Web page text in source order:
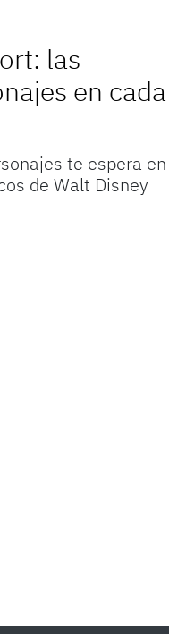
las
en cada
te espera en
de Walt Disney